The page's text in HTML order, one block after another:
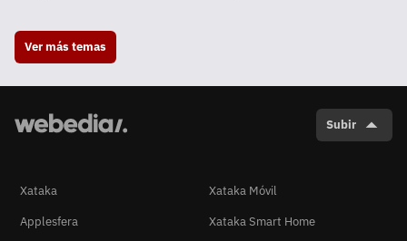
Ver más temas
Subir
Xataka
Xataka Móvil
Applesfera
Xataka Smart Home